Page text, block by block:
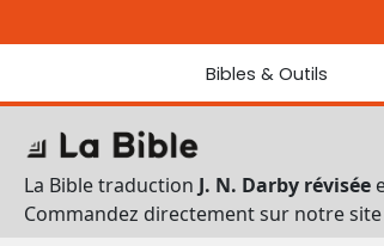
Bibles & Outils
Bibles
Traduction J. N. Darby révisée
Traduction J. N. Darby
Ancien Testament interlinéaire
La Bible traduction J. N. Darby révisée
Commandez directement sur notre site